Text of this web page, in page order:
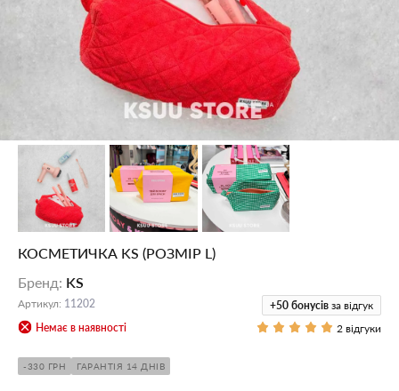
КОСМЕТИЧКА KS (РОЗМІР L)
Бренд: KS
Артикул: 11202
Немає в наявності
+50 бонусів за відгук
2 відгуки
-330 ГРН ГАРАНТІЯ 14 ДНІВ